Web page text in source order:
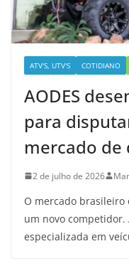
ATV'S, UTV'S COTIDIANO
AODES
para
mercado de
2 de julho de 2026
O mercado
um novo competidor.
especializada em